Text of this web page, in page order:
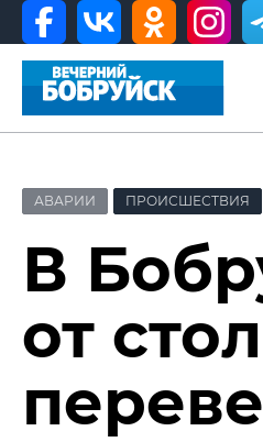
АВАРИИ ПРОИСШЕСТВИЯ
В
от